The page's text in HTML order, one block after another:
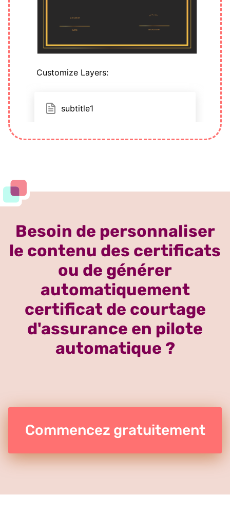
Besoin de personnaliser
le contenu des certificats
ou de générer
automatiquement
certificat de courtage
d'assurance en pilote
automatique ?
Commencez gratuitement